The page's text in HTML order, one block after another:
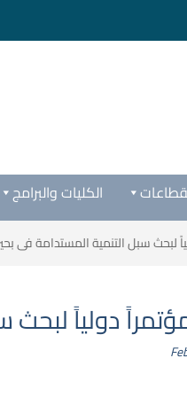
الكليات والبرامج
سبل التنمية المستدامة فى
دولياً لبحث